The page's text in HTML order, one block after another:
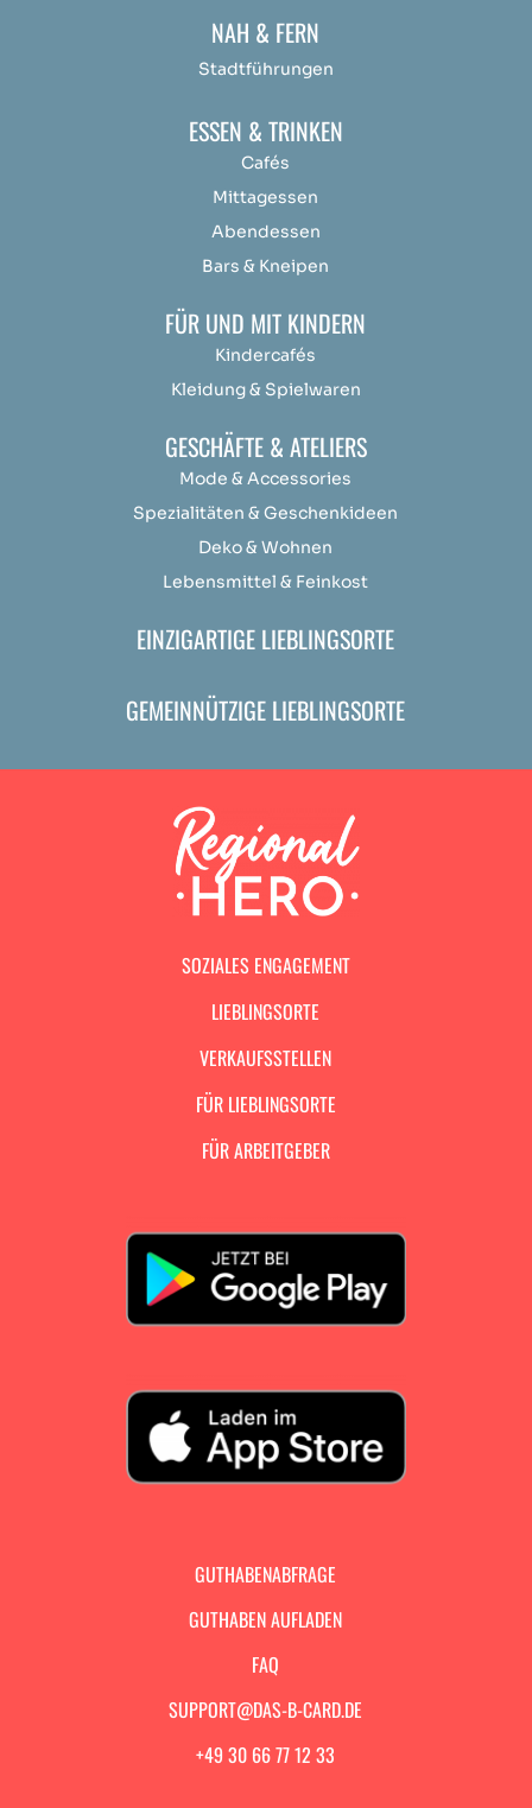
NAH & FERN
Stadtführungen
ESSEN & TRINKEN
Cafés
Mittagessen
Abendessen
Bars & Kneipen
FÜR UND MIT KINDERN
Kindercafés
Kleidung & Spielwaren
GESCHÄFTE & ATELIERS
Mode & Accessories
Spezialitäten & Geschenkideen
Deko & Wohnen
Lebensmittel & Feinkost
EINZIGARTIGE LIEBLINGSORTE
GEMEINNÜTZIGE LIEBLINGSORTE
SOZIALES ENGAGEMENT
LIEBLINGSORTE
VERKAUFSSTELLEN
FÜR LIEBLINGSORTE
FÜR ARBEITGEBER
GUTHABENABFRAGE
GUTHABEN AUFLADEN
FAQ
SUPPORT@DAS-B-CARD.DE
+49 30 66 77 12 33